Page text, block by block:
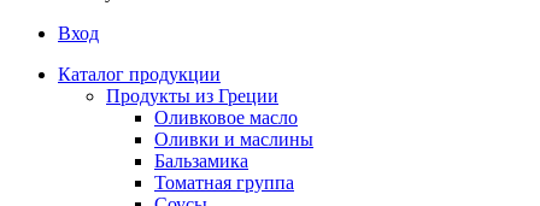
Вход
Каталог продукции
Продукты из Греции
Оливковое масло
Оливки и маслины
Бальзамика
Томатная группа